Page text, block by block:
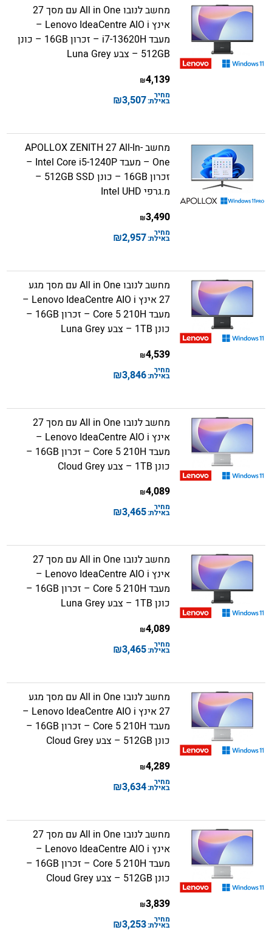
מחשב לנובו All in One עם מסך 27
אינץ Lenovo IdeaCentre AIO i –
מעבד i7-13620H – זכרון 16GB – כונן
512GB – צבע Luna Grey
4,139
₪
מחיר
באילת:3,507
₪
מחשב APOLLOX ZENITH 27 All-In-
One – מעבד Intel Core i5-1240P –
זכרון 16GB – כונן 512GB SSD –
מ.גרפי Intel UHD
3,490
₪
מחיר
באילת:2,957
₪
מחשב לנובו All in One עם מסך מגע
27 אינץ Lenovo IdeaCentre AIO i –
מעבד Core 5 210H – זכרון 16GB –
כונן 1TB – צבע Luna Grey
4,539
₪
מחיר
באילת:3,846
₪
מחשב לנובו All in One עם מסך 27
אינץ Lenovo IdeaCentre AIO i –
מעבד Core 5 210H – זכרון 16GB –
כונן 1TB – צבע Cloud Grey
4,089
₪
מחיר
באילת:3,465
₪
מחשב לנובו All in One עם מסך 27
אינץ Lenovo IdeaCentre AIO i –
מעבד Core 5 210H – זכרון 16GB –
כונן 1TB – צבע Luna Grey
4,089
₪
מחיר
באילת:3,465
₪
מחשב לנובו All in One עם מסך מגע
27 אינץ Lenovo IdeaCentre AIO i –
מעבד Core 5 210H – זכרון 16GB –
כונן 512GB – צבע Cloud Grey
4,289
₪
מחיר
באילת:3,634
₪
מחשב לנובו All in One עם מסך 27
אינץ Lenovo IdeaCentre AIO i –
מעבד Core 5 210H – זכרון 16GB –
כונן 512GB – צבע Cloud Grey
3,839
₪
מחיר
באילת:3,253
₪